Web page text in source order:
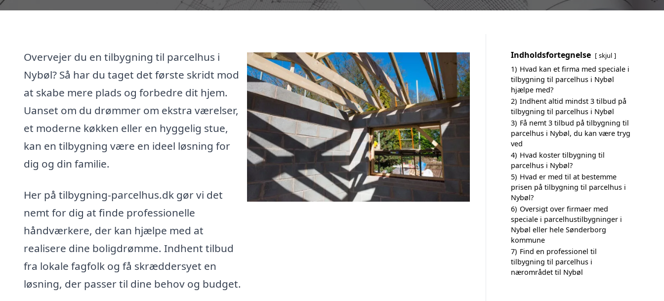
Overvejer du en tilbygning til parcelhus i
Nybøl? Så har du taget det første skridt mod
at skabe mere plads og forbedre dit hjem.
Uanset om du drømmer om ekstra værelser,
et moderne køkken eller en hyggelig stue,
kan en tilbygning være en ideel løsning for
dig og din familie.
Her på tilbygning-parcelhus.dk gør vi det
nemt for dig at finde professionelle
håndværkere, der kan hjælpe med at
realisere dine boligdrømme. Indhent tilbud
fra lokale fagfolk og få skræddersyet en
løsning, der passer til dine behov og budget.
Indholdsfortegnelse skjul
1) Hvad kan et firma med speciale i
tilbygning til parcelhus i Nybøl
hjælpe med?
2) Indhent altid mindst 3 tilbud på
tilbygning til parcelhus i Nybøl
3) Få nemt 3 tilbud på tilbygning til
parcelhus i Nybøl, du kan være tryg
ved
4) Hvad koster tilbygning til
parcelhus i Nybøl?
5) Hvad er med til at bestemme
prisen på tilbygning til parcelhus i
Nybøl?
6) Oversigt over firmaer med
speciale i parcelhustilbygninger i
Nybøl eller hele Sønderborg
kommune
7) Find en professionel til
tilbygning til parcelhus i
nærområdet til Nybøl